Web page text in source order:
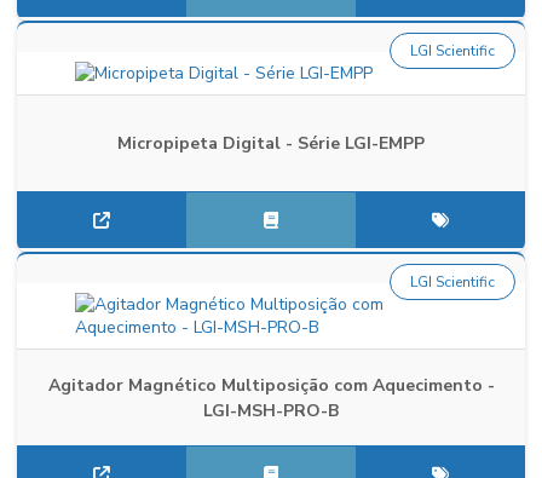
Micropipeta Digital - Série LGI-EMPP
LGI Scientific
Agitador Magnético Multiposição com Aquecimento -
LGI-MSH-PRO-B
LGI Scientific